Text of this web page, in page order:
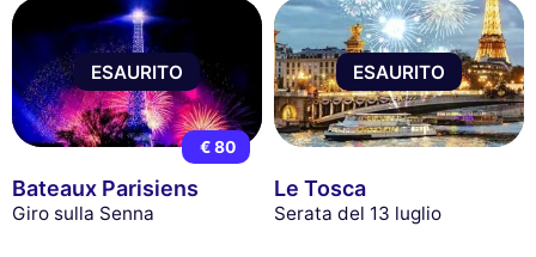
ESAURITO
€ 80
Bateaux Parisiens
Giro sulla Senna
ESAURITO
Le Tosca
Serata del 13 luglio